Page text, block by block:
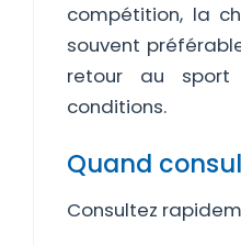
compétition, la
souvent
retour au
conditions.
Quand
Consultez